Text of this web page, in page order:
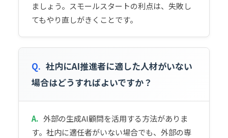
ましょう。スモールスタートの利点は、失敗し
てもやり直しがきくことです。
Q. 社内にAI推進者に適した人材がいない
場合はどうすればよいですか？
A. 外部の生成AI顧問を活用する方法がありま
す。社内に適任者がいない場合でも、外部の専